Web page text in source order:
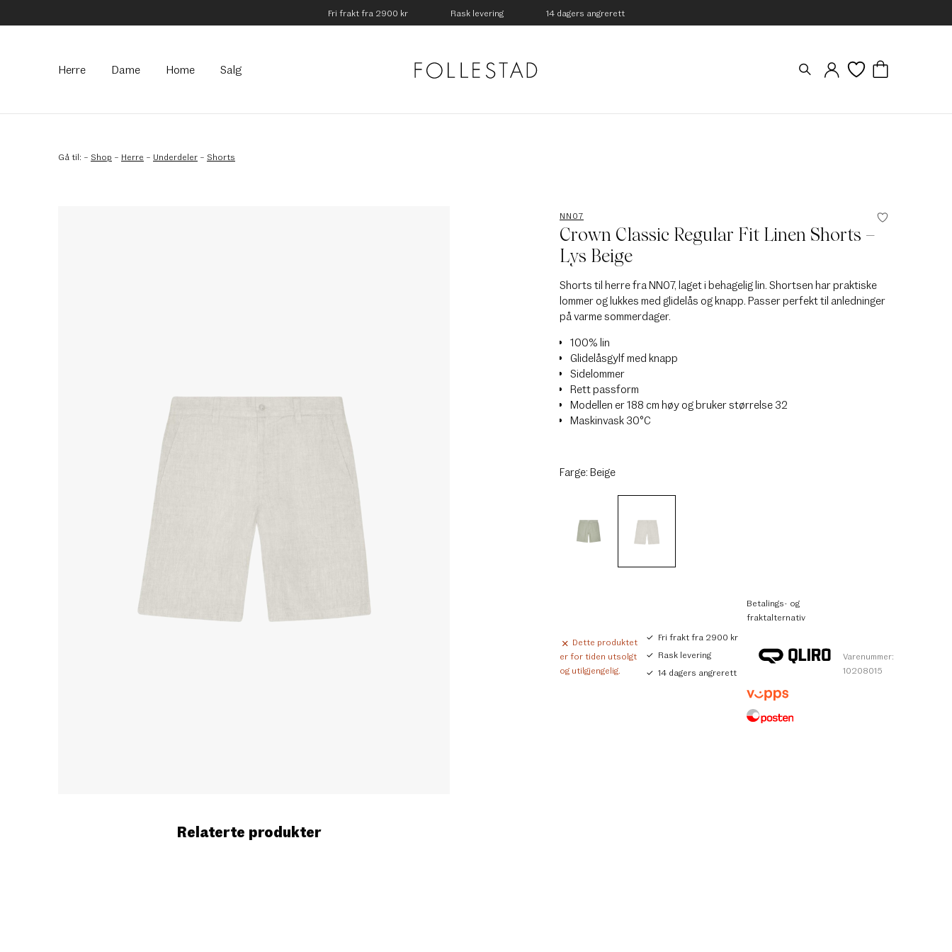
Fri frakt fra 2900 kr Rask levering 14 dagers angrerett
Hovedmeny
Herre Dame Home Salg
Gå til: – Shop – Herre – Underdeler – Shorts
NN07
Crown Classic Regular Fit Linen Shorts –
Lys Beige
Shorts til herre fra NN07, laget i behagelig lin. Shortsen har praktiske
lommer og lukkes med glidelås og knapp. Passer perfekt til anledninger
på varme sommerdager.
100% lin
Glidelåsgylf med knapp
Sidelommer
Rett passform
Modellen er 188 cm høy og bruker størrelse 32
Maskinvask 30°C
Farge: Beige
Dette produktet
er for tiden utsolgt
og utilgjengelig.
Fri frakt fra 2900 kr
Rask levering
14 dagers angrerett
Betalings- og
fraktalternativ
Varenummer:
10208015
Relaterte produkter